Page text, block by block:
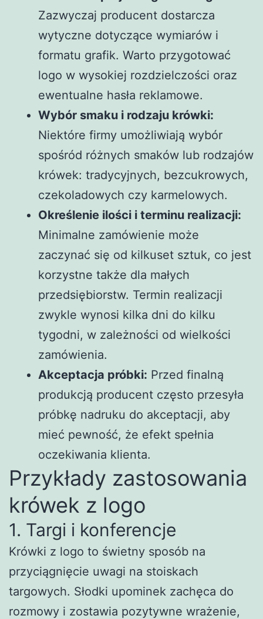
Zazwyczaj producent dostarcza
wytyczne dotyczące wymiarów i
formatu grafik. Warto przygotować
logo w wysokiej rozdzielczości oraz
ewentualne hasła reklamowe.
Wybór smaku i rodzaju krówki:
Niektóre firmy umożliwiają wybór
spośród różnych smaków lub rodzajów
krówek: tradycyjnych, bezcukrowych,
czekoladowych czy karmelowych.
Określenie ilości i terminu realizacji:
Minimalne zamówienie może
zaczynać się od kilkuset sztuk, co jest
korzystne także dla małych
przedsiębiorstw. Termin realizacji
zwykle wynosi kilka dni do kilku
tygodni, w zależności od wielkości
zamówienia.
Akceptacja próbki: Przed finalną
produkcją producent często przesyła
próbkę nadruku do akceptacji, aby
mieć pewność, że efekt spełnia
oczekiwania klienta.
Przykłady zastosowania
krówek z logo
1. Targi i konferencje
Krówki z logo to świetny sposób na
przyciągnięcie uwagi na stoiskach
targowych. Słodki upominek zachęca do
rozmowy i zostawia pozytywne wrażenie,